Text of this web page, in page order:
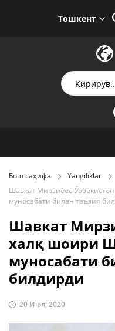
Тошкент
Бош саҳифа
Yangiliklar
Шавкат Мирзиёев
муносабати билан таъзия
Шавкат
халқ шоири
муносабати
билдирди
20 Июл, 2020